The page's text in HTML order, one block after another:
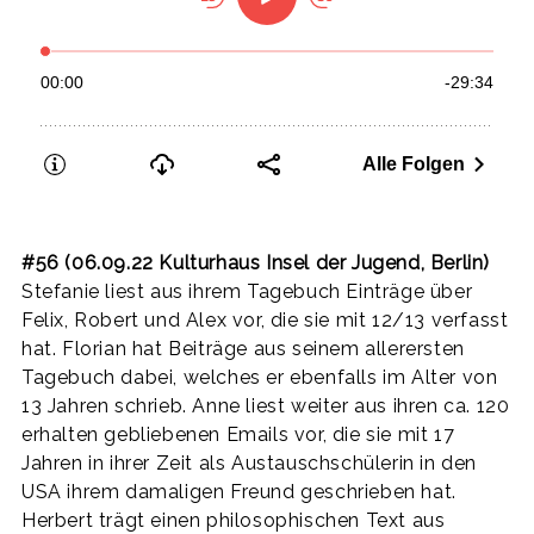
#56 (06.09.22 Kulturhaus Insel der Jugend, Berlin)
Stefanie liest aus ihrem Tagebuch Einträge über
Felix, Robert und Alex vor, die sie mit 12/13 verfasst
hat. Florian hat Beiträge aus seinem allerersten
Tagebuch dabei, welches er ebenfalls im Alter von
13 Jahren schrieb. Anne liest weiter aus ihren ca. 120
erhalten gebliebenen Emails vor, die sie mit 17
Jahren in ihrer Zeit als Austauschschülerin in den
USA ihrem damaligen Freund geschrieben hat.
Herbert trägt einen philosophischen Text aus